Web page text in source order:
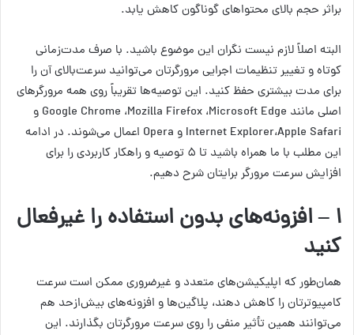
براثر حجم بالای محتواهای گوناگون کاهش یابد.
البته اصلاً لازم نیست نگران این موضوع باشید. با صرف مدت‌زمانی
کوتاه و تغییر تنظیمات اجرایی مرورگرتان می‌توانید سرعت‌بالای آن را
برای مدت بیشتری حفظ کنید. این توصیه‌ها تقریباً روی همه مرورگرهای
اصلی مانند Google Chrome ،Mozilla Firefox ،Microsoft Edge و
Internet Explorer،Apple Safari و Opera اعمال می‌شوند. در ادامه
این مطلب با ما همراه باشید تا ۵ توصیه و راهکار کاربردی را برای
افزایش سرعت مرورگر برایتان شرح دهیم.
۱ – افزونه‌های بدون استفاده را غیرفعال
کنید
همان‌طور که اپلیکیشن‌های متعدد و غیرضروری ممکن است سرعت
کامپیوترتان را کاهش دهند، پلاگین‌ها و افزونه‌های بیش‌ازحد هم
می‌توانند همین تأثیر منفی را روی سرعت مرورگرتان بگذارند. این